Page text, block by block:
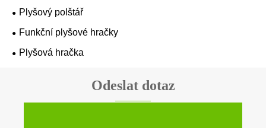
Plyšový polštář
Funkční plyšové hračky
Plyšová hračka
Odeslat dotaz